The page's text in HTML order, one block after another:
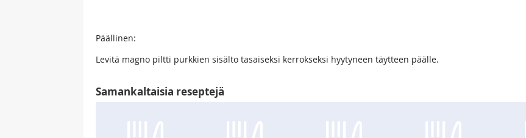
Päällinen:
Levitä magno piltti purkkien sisälto tasaiseksi kerrokseksi hyytyneen täytteen päälle.
Samankaltaisia reseptejä